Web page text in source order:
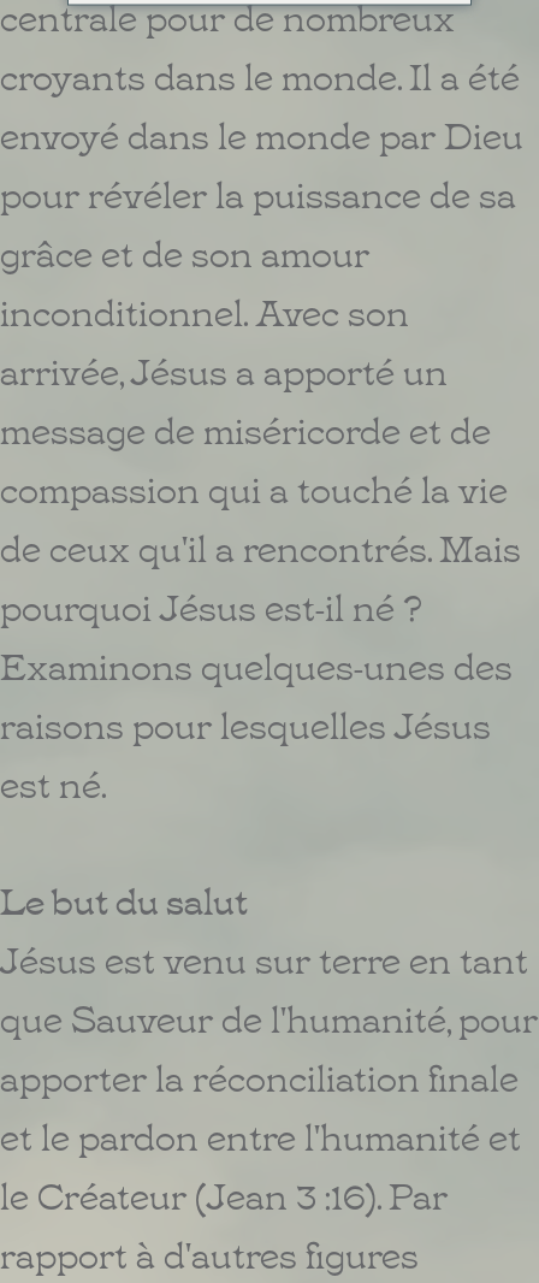
centrale pour de nombreux
croyants dans le monde. Il a été
envoyé dans le monde par Dieu
pour révéler la puissance de sa
grâce et de son amour
inconditionnel. Avec son
arrivée, Jésus a apporté un
message de miséricorde et de
compassion qui a touché la vie
de ceux qu'il a rencontrés. Mais
pourquoi Jésus est-il né ?
Examinons quelques-unes des
raisons pour lesquelles Jésus
est né.
Le but du salut
Jésus est venu sur terre en tant
que Sauveur de l'humanité, pour
apporter la réconciliation finale
et le pardon entre l'humanité et
le Créateur (Jean 3 :16). Par
rapport à d'autres figures